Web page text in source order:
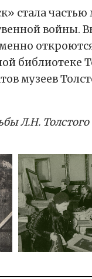
стала
войны.
библиотеке
музеев
Л.Н.